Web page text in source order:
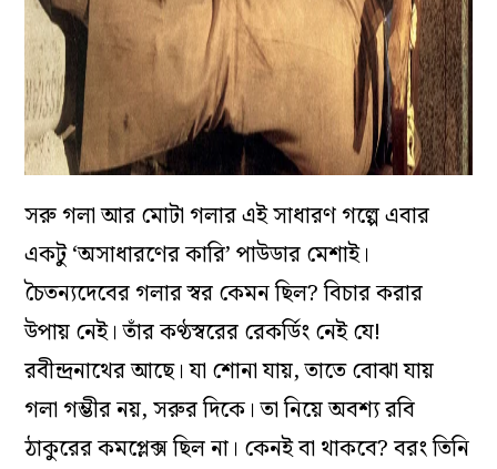
সরু গলা আর মোটা গলার এই সাধারণ গল্পে এবার
একটু ‘অসাধারণের কারি’ পাউডার মেশাই।
চৈতন্যদেবের গলার স্বর কেমন ছিল? বিচার করার
উপায় নেই। তাঁর কণ্ঠস্বরের রেকর্ডিং নেই যে!
রবীন্দ্রনাথের আছে। যা শোনা যায়, তাতে বোঝা যায়
গলা গম্ভীর নয়, সরুর দিকে। তা নিয়ে অবশ্য রবি
ঠাকুরের কমপ্লেক্স ছিল না। কেনই বা থাকবে? বরং তিনি